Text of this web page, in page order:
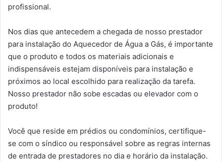
profissional.
Nos dias que antecedem a chegada de nosso prestador
para instalação do Aquecedor de Água a Gás, é importante
que o produto e todos os materiais adicionais e
indispensáveis estejam disponíveis para instalação e
próximos ao local escolhido para realização da tarefa.
Nosso prestador não sobe escadas ou elevador com o
produto!
Você que reside em prédios ou condomínios, certifique-
se com o síndico ou responsável sobre as regras internas
de entrada de prestadores no dia e horário da instalação.